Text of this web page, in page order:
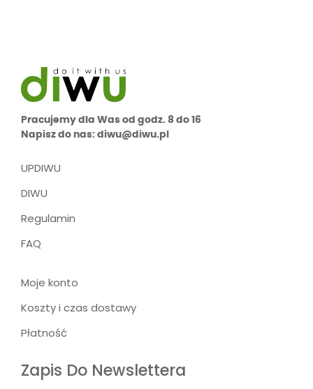
Pracujemy dla Was od godz. 8 do 16
Napisz do nas: diwu@diwu.pl
UPDIWU
DIWU
Regulamin
FAQ
Moje konto
Koszty i czas dostawy
Płatność
Zapis Do Newslettera